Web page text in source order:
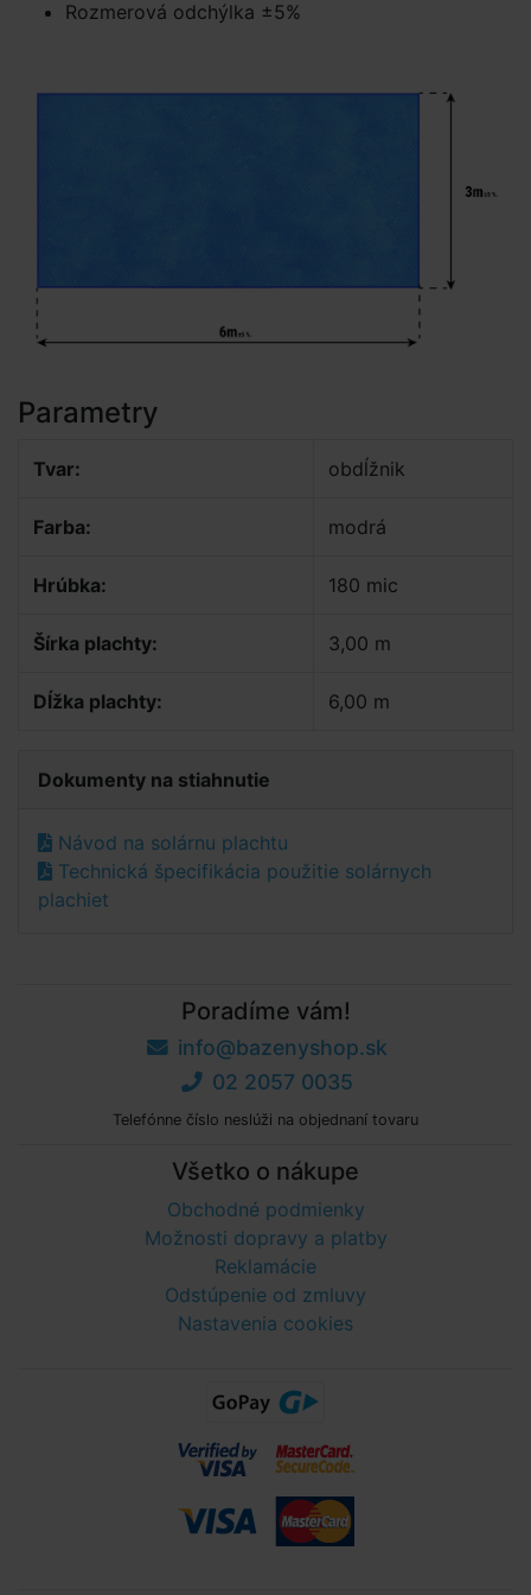
Rozmerová odchýlka ±5%
Parametry
Tvar: obdĺžnik
Farba: modrá
Hrúbka: 180 mic
Šírka plachty: 3,00 m
Dĺžka plachty: 6,00 m
Dokumenty na stiahnutie
Návod na solárnu plachtu
Technická špecifikácia použitie solárnych
plachiet
Poradíme vám!
info@bazenyshop.sk
02 2057 0035
Telefónne číslo neslúži na objednaní tovaru
Všetko o nákupe
Obchodné podmienky
Možnosti dopravy a platby
Reklamácie
Odstúpenie od zmluvy
Nastavenia cookies